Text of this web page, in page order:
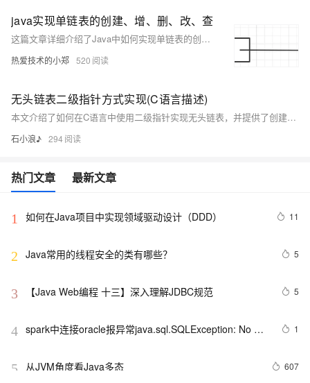
java实现单链表的创建、增、删、改、查
这篇文章详细介绍了Java中如何实现单链表的创建以及对单链表进行增加、删除、修改、查询等操作的方法，并提供了相应的代码示例。
热爱技术的小郑 520
无头链表二级指针方式实现(C语言描述)
本文介绍了如何在C语言中使用二级指针实现无头链表，并提供了创建节点、插入、删除、查找、销毁链表等操作的函数实现，以及一个示例程序来演示这些操作。
石小浪♪ 294
热门文章 最新文章
1 如何在Java项目中实现领域驱动设计（DDD） 11
2 Java常用的线程安全的类有哪些？ 5
3 【Java Web编程 十三】深入理解JDBC规范 5
4 spark中连接oracle报异常java.sql.SQLException: No
1
5 从JVM角度看Java多态 607